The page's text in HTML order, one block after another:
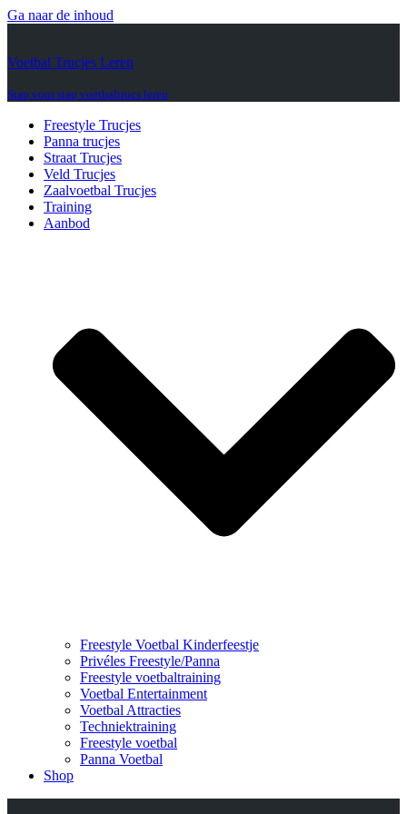
Ga naar de inhoud
Voetbal Trucjes Leren
Stap voor stap voetbaltrucs leren
Freestyle Trucjes
Panna trucjes
Straat Trucjes
Veld Trucjes
Zaalvoetbal Trucjes
Training
Aanbod
Freestyle Voetbal Kinderfeestje
Privéles Freestyle/Panna
Freestyle voetbaltraining
Voetbal Entertainment
Voetbal Attracties
Techniektraining
Freestyle voetbal
Panna Voetbal
Shop